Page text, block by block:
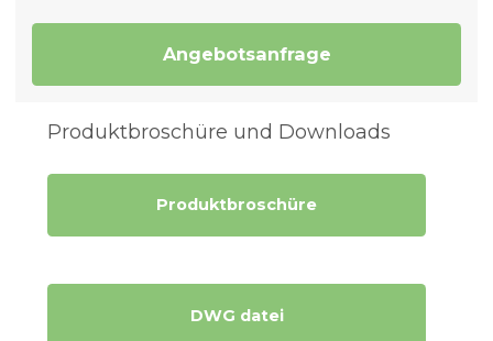
Angebotsanfrage
Produktbroschüre und Downloads
Produktbroschüre
DWG datei